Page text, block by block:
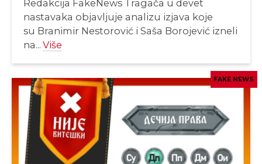
Redakcija FakeNews Tragača u devet
nastavaka objavljuje analizu izjava koje
su Branimir Nestorović i Saša Borojević izneli
na... Više
FAKE NEWS